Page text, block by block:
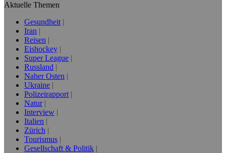
Aktuelle Themen
Gesundheit
Iran
Reisen
Eishockey
Super League
Russland
Naher Osten
Ukraine
Polizeirapport
Natur
Interview
Italien
Zürich
Tourismus
Gesellschaft & Politik